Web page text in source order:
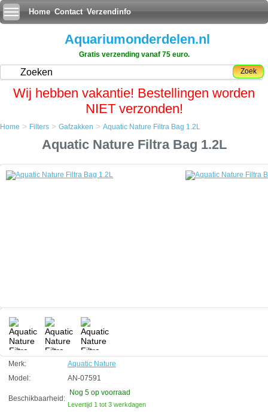
Home Contact Verzendinfo
Aquariumonderdelen.nl
Gratis verzending vanaf 75 euro.
Zoek
Wij hebben vakantie! Bestellingen worden
NIET verzonden!
Filters
Aquatic Nature Filtra Bag 1.2L
Aquatic Nature
Manufactured by:
Aquatic Nature
Model:AN-07591
Product ID:
5413946075912
3.2232 7.95 Available from:
Home > Filters > Gafzakken > Aquatic Nature Filtra Bag 1.2L
Aquatic Nature Filtra Bag 1.2L
Merk:
Aquatic Nature
Model:
AN-07591
Beschikbaarheid:
Nog 5 op voorraad
Levertijd 1 tot 3 werkdagen